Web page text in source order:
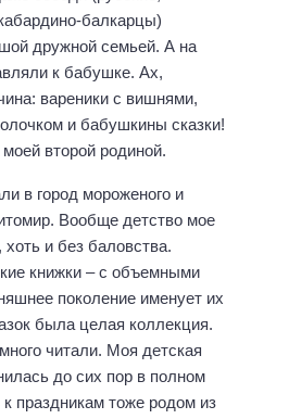
балкарцы)
дружной семьей. А на
к бабушке. Ах,
вареники с вишнями,
и бабушкины сказки!
второй родиной.
в город мороженого и
Вообще детство мое
и без баловства.
книжки – с объемными
поколение именует их
была целая коллекция.
читали. Моя детская
до сих пор в полном
праздникам тоже родом из